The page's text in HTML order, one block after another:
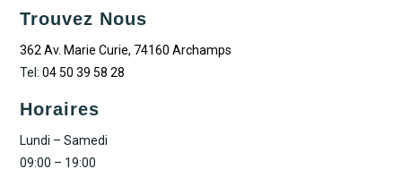
Trouvez Nous
362 Av. Marie Curie, 74160 Archamps
Tel:04 50 39 58 28
Horaires
Lundi – Samedi
09:00 – 19:00